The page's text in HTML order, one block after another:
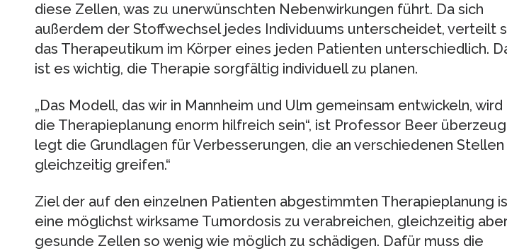
diese Zellen, was zu unerwünschten Nebenwirkungen führt. Da sich
außerdem der Stoffwechsel jedes Individuums unterscheidet, verteilt
das Therapeutikum im Körper eines jeden Patienten unterschiedlich.
ist es wichtig, die Therapie sorgfältig individuell zu planen.
„Das Modell, das wir in Mannheim und Ulm gemeinsam entwickeln,
die Therapieplanung enorm hilfreich sein“, ist Professor Beer
legt die Grundlagen für Verbesserungen, die an verschiedenen Stellen
gleichzeitig greifen.“
Ziel der auf den einzelnen Patienten abgestimmten Therapieplanung
eine möglichst wirksame Tumordosis zu verabreichen, gleichzeitig
gesunde Zellen so wenig wie möglich zu schädigen. Dafür muss die